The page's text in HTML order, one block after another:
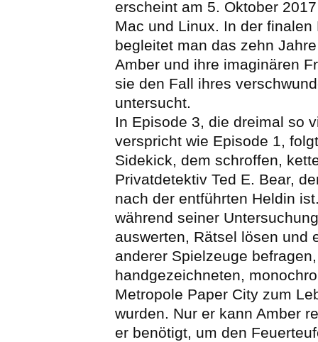
erscheint am 5. Oktober
Mac und Linux. In der finalen
begleitet man das zehn
Amber und ihre imaginären
sie den Fall ihres
untersucht.
In Episode 3, die dreimal so
verspricht wie Episode 1,
Sidekick, dem schroffen,
Privatdetektiv Ted E. Bear,
nach der entführten Heldin
während seiner
auswerten, Rätsel lösen und
anderer Spielzeuge
handgezeichneten,
Metropole Paper City zum
wurden. Nur er kann Amber
er benötigt, um den